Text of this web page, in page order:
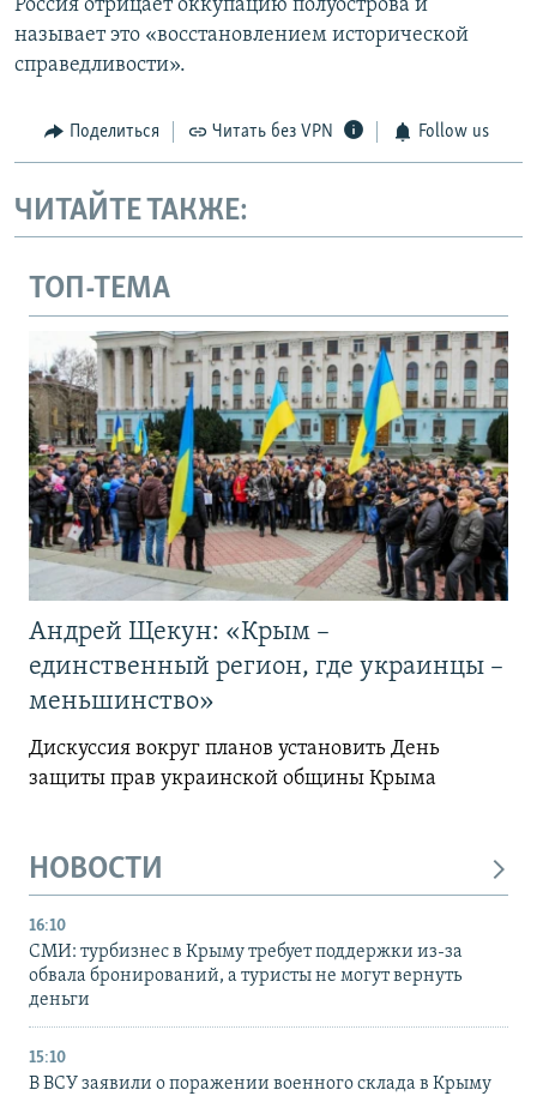
Россия отрицает оккупацию полуострова и
называет это «восстановлением исторической
справедливости».
Поделиться Читать без VPN Follow us
ЧИТАЙТЕ ТАКЖЕ:
ТОП-ТЕМА
Андрей Щекун: «Крым –
единственный регион, где украинцы –
меньшинство»
Дискуссия вокруг планов установить День
защиты прав украинской общины Крыма
НОВОСТИ
16:10
СМИ: турбизнес в Крыму требует поддержки из-за
обвала бронирований, а туристы не могут вернуть
деньги
15:10
В ВСУ заявили о поражении военного склада в Крыму